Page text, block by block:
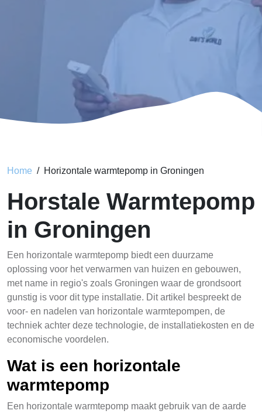
Home Horizontale warmtepomp in Groningen
Horstale Warmtepomp
in Groningen
Een horizontale warmtepomp biedt een duurzame
oplossing voor het verwarmen van huizen en gebouwen,
met name in regio's zoals Groningen waar de grondsoort
gunstig is voor dit type installatie. Dit artikel bespreekt de
voor- en nadelen van horizontale warmtepompen, de
techniek achter deze technologie, de installatiekosten en de
economische voordelen.
Wat is een horizontale
warmtepomp
Een horizontale warmtepomp maakt gebruik van de aarde